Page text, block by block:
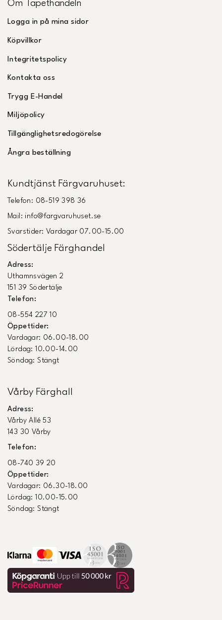
Om Tapethandeln
Logga in på mina sidor
Köpvillkor
Integritetspolicy
Kontakta oss
Trygg E-Handel
Miljöpolicy
Tillgänglighetsredogörelse
Ångra beställning
Kundtjänst Färgvaruhuset:
Telefon: 08-519 398 36
Mail: info@fargvaruhuset.se
Svarstider: Vardagar 07.00-15.00
Södertälje Färghandel
Adress:
Uthamnsvägen 2
151 39 Södertälje
Telefon:
08-554 227 10
Öppettider:
Vardagar: 06.00-18.00
Lördag: 10.00-14.00
Söndag: Stängt
Vårby Färghall
Adress:
Vårby Allé 53
143 30 Vårby
Telefon:
08-740 39 20
Öppettider:
Vardagar: 06.30-18.00
Lördag: 10.00-15.00
Söndag: Stängt